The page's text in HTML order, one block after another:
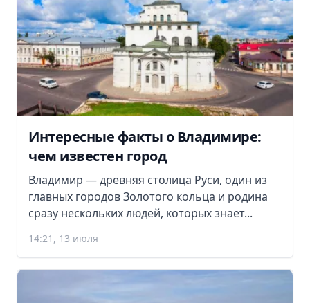
Интересные факты о Владимире:
чем известен город
Владимир — древняя столица Руси, один из
главных городов Золотого кольца и родина
сразу нескольких людей, которых знает...
14:21, 13 июля